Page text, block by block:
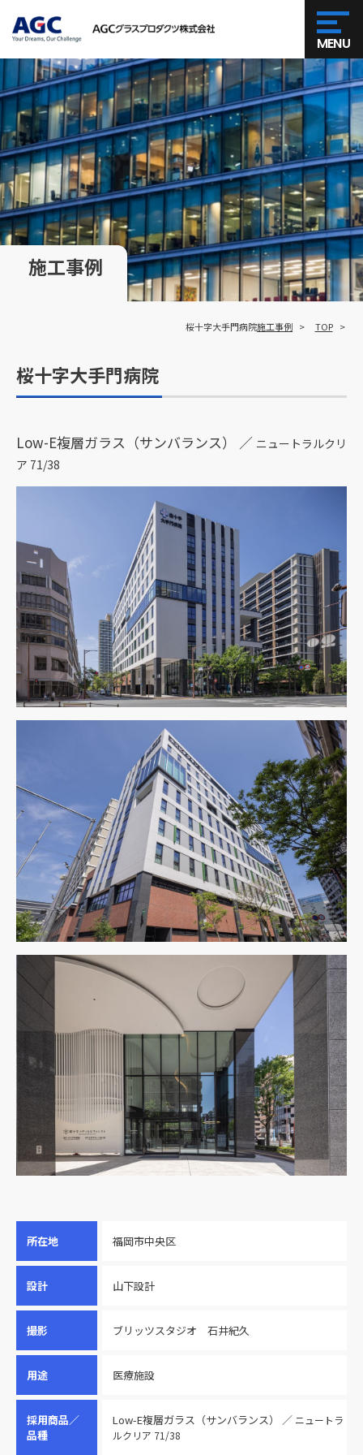
MENU
施工事例
TOP
施工事例
桜十字大手門病院
桜十字大手門病院
Low-E複層ガラス（サンバランス） ／ ニュートラルクリ
ア 71/38
所在地 福岡市中央区
設計 山下設計
撮影 ブリッツスタジオ 石井紀久
用途 医療施設
採用商品／
品種
Low-E複層ガラス（サンバランス） ／ ニュートラ
ルクリア 71/38